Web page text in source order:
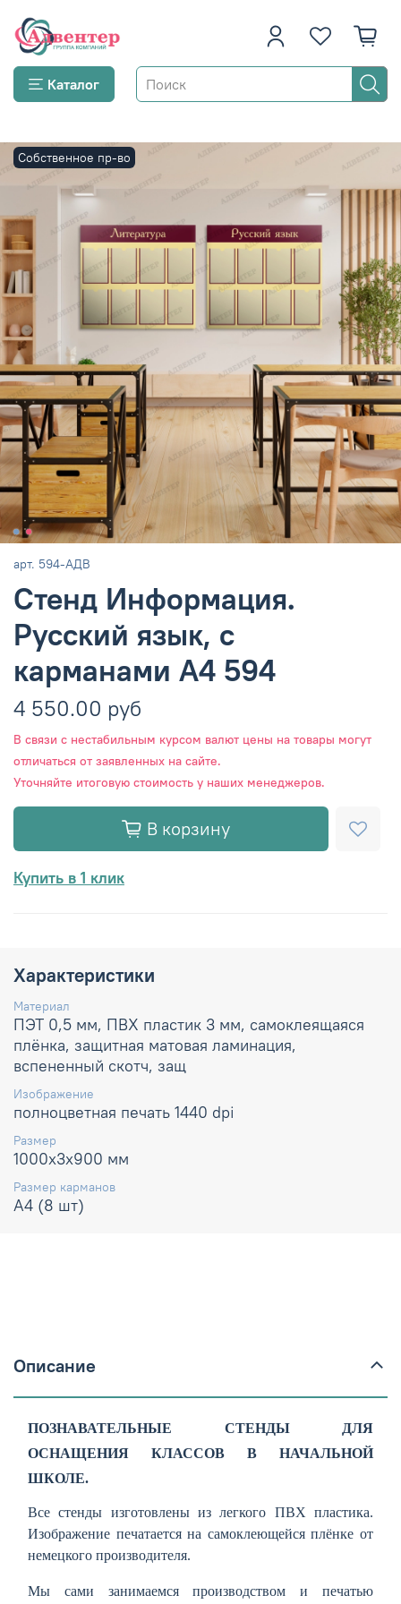
Каталог
Собственное пр-во
арт. 594-АДВ
Стенд Информация.
Русский язык, с
карманами А4 594
4 550.00 руб
В связи с нестабильным курсом валют цены на товары могут
отличаться от заявленных на сайте.
Уточняйте итоговую стоимость у наших менеджеров.
В корзину
Купить в 1 клик
Характеристики
Материал
ПЭТ 0,5 мм, ПВХ пластик 3 мм, самоклеящаяся
плёнка, защитная матовая ламинация,
вспененный скотч, защ
Изображение
полноцветная печать 1440 dpi
Размер
1000х3х900 мм
Размер карманов
А4 (8 шт)
Описание
ПОЗНАВАТЕЛЬНЫЕ СТЕНДЫ ДЛЯ
ОСНАЩЕНИЯ КЛАССОВ В НАЧАЛЬНОЙ
ШКОЛЕ.
Все стенды изготовлены из легкого ПВХ пластика.
Изображение печатается на самоклеющейся плёнке от
немецкого производителя.
Мы сами занимаемся производством и печатью